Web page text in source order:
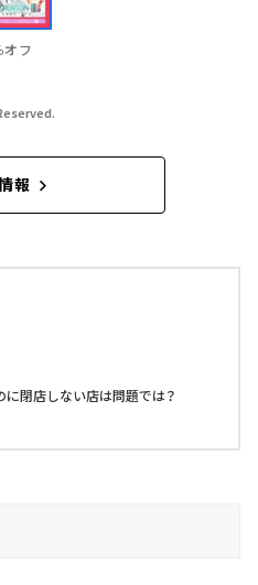
オフ
報
に閉店しない店は問題では？